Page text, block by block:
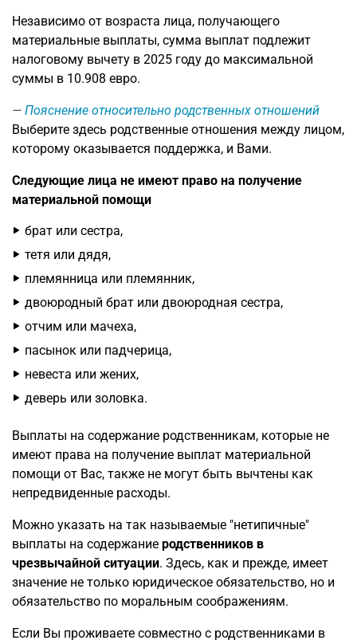
Независимо от возраста лица, получающего
материальные выплаты, сумма выплат подлежит
налоговому вычету в 2025 году до максимальной
суммы в 10.908 евро.
Пояснение относительно родственных отношений
Выберите здесь родственные отношения между лицом,
которому оказывается поддержка, и Вами.
Следующие лица не имеют право на получение
материальной помощи
брат или сестра,
тетя или дядя,
племянница или племянник,
двоюродный брат или двоюродная сестра,
отчим или мачеха,
пасынок или падчерица,
невеста или жених,
деверь или золовка.
Выплаты на содержание родственникам, которые не
имеют права на получение выплат материальной
помощи от Вас, также не могут быть вычтены как
непредвиденные расходы.
Можно указать на так называемые "нетипичные"
выплаты на содержание родственников в
чрезвычайной ситуации. Здесь, как и прежде, имеет
значение не только юридическое обязательство, но и
обязательство по моральным соображениям.
Если Вы проживаете совместно с родственниками в